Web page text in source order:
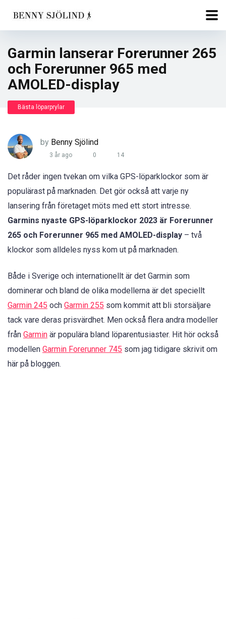
Garmin lanserar Forerunner 265
och Forerunner 965 med
AMOLED-display
Bästa löparprylar
by Benny Sjölind
3 år ago 0 14
Det råder ingen tvekan om vilka GPS-löparklockor som är
populärast på marknaden. Det gör också att varje ny
lansering från företaget möts med ett stort intresse.
Garmins nyaste GPS-löparklockor 2023 är Forerunner
265 och Forerunner 965 med AMOLED-display – två
klockor som alldeles nyss kom ut på marknaden.
Både i Sverige och internationellt är det Garmin som
dominerar och bland de olika modellerna är det speciellt
Garmin 245 och Garmin 255 som kommit att bli storsäljare
tack vare deras prisvärdhet. Men också flera andra modeller
från Garmin är populära bland löparentusiaster. Hit hör också
modellen Garmin Forerunner 745 som jag tidigare skrivit om
här på bloggen.